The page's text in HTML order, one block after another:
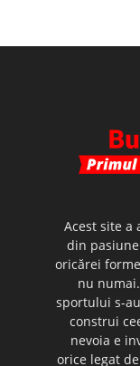
Acest site
din
oricărei
nu
sportului s-
construi
nevoia e
orice legat